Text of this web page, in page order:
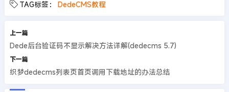
TAG标签： DedeCMS教程
上一篇
Dede后台验证码不显示解决方法详解(dedecms 5.7)
下一篇
织梦dedecms列表页首页调用下载地址的办法总结